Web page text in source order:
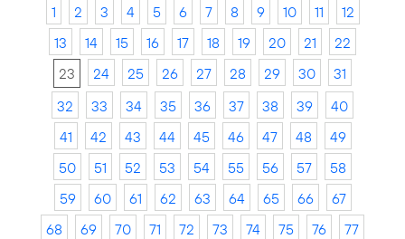
1 2 3 4 5 6 7 8 9 10 11
12
13
14 15 16 17 18 19 20 21
22
23
24 25 26 27 28 29 30
31
32
33 34 35 36 37 38 39
40
41
42 43 44 45 46 47 48
49
50
51 52 53 54 55 56 57
58
59
60 61 62 63 64 65 66
67
68
69 70 71 72 73 74 75 76
77